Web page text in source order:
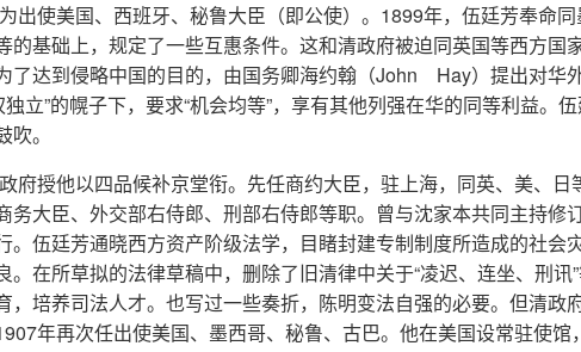
出使美国、西班牙、秘鲁大臣（即公使）。1899年，伍廷芳奉命
的基础上，规定了一些互惠条件。这和清政府被迫同英国等西方国
了达到侵略中国的目的，由国务卿海约翰（John Hay）提出对华
立”的幌子下，要求“机会均等”，享有其他列强在华的同等利益。
。
府授他以四品候补京堂衔。先任商约大臣，驻上海，同英、美、日
务大臣、外交部右侍郎、刑部右侍郎等职。曾与沈家本共同主持修
。伍廷芳通晓西方资产阶级法学，目睹封建专制制度所造成的社会
在所草拟的法律草稿中，删除了旧清律中关于“凌迟、连坐、刑讯
，培养司法人才。也写过一些奏折，陈明变法自强的必要。但清政
年再次任出使美国、墨西哥、秘鲁、古巴。他在美国设常驻使馆